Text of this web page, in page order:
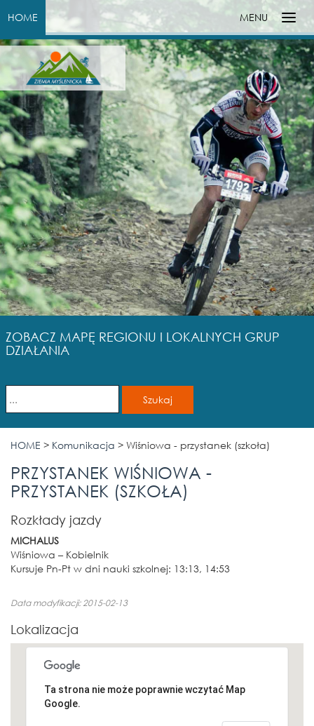
HOME MENU
ZOBACZ MAPĘ REGIONU I LOKALNYCH GRUP
DZIAŁANIA
HOME > Komunikacja > Wiśniowa - przystanek (szkoła)
PRZYSTANEK WIŚNIOWA -
PRZYSTANEK (SZKOŁA)
Rozkłady jazdy
MICHALUS
Wiśniowa – Kobielnik
Kursuje Pn-Pt w dni nauki szkolnej: 13:13, 14:53
Data modyfikacji: 2015-02-13
Lokalizacja
Ta strona nie może poprawnie wczytać Map
Google.